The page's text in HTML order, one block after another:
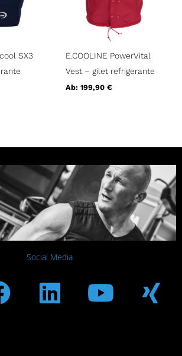
SX3
E.COOLINE PowerVital
Vest – gilet refrigerante
Ab: 199,90 €
Social Media
Linkedin